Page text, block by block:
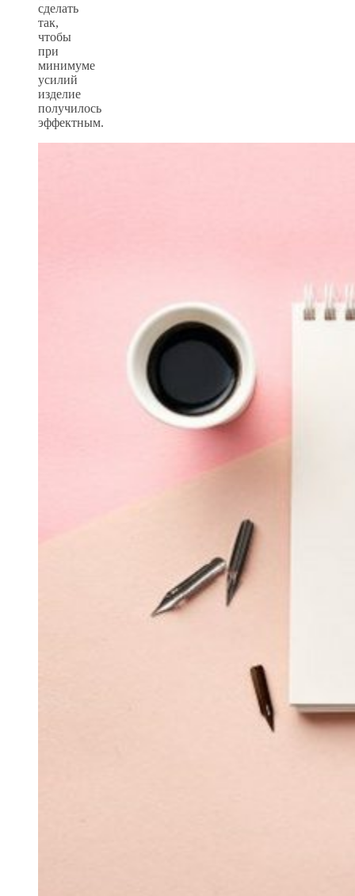
сделать
так,
чтобы
при
минимуме
усилий
изделие
получилось
эффектным.